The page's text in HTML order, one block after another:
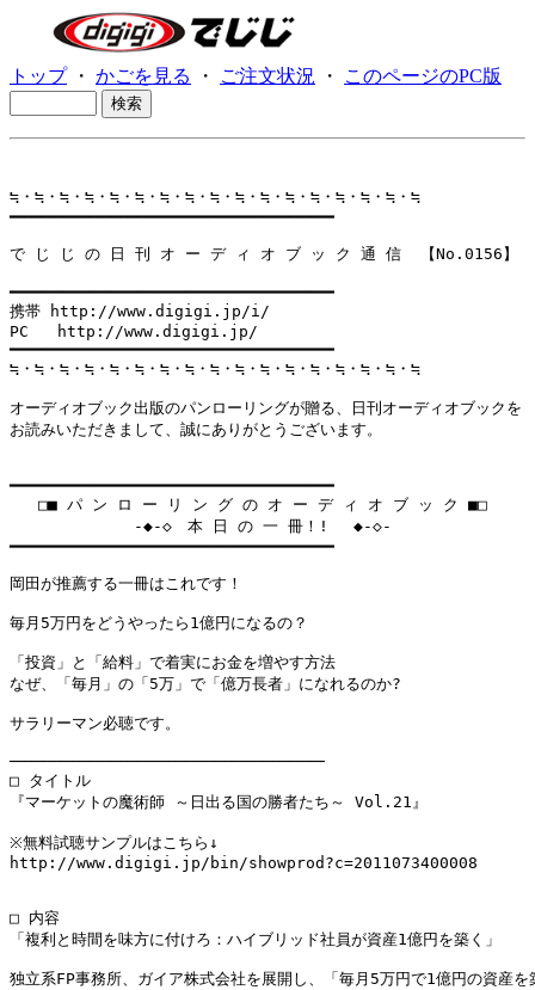
トップ・ かごを見る ・ ご注文状況 ・ このページのPC版
≒・≒・≒・≒・≒・≒・≒・≒・≒・≒・≒・≒・≒・≒・≒・≒・≒
━━━━━━━━━━━━━━━━━━━━━━━━━━━━━━━━━━
で じ じ の 日 刊 オ ー デ ィ オ ブ ッ ク 通 信  【No.0156】
━━━━━━━━━━━━━━━━━━━━━━━━━━━━━━━━━━
携帯 http://www.digigi.jp/i/
PC   http://www.digigi.jp/
━━━━━━━━━━━━━━━━━━━━━━━━━━━━━━━━━━
≒・≒・≒・≒・≒・≒・≒・≒・≒・≒・≒・≒・≒・≒・≒・≒・≒
オーディオブック出版のパンローリングが贈る、日刊オーディオブックを
お読みいただきまして、誠にありがとうございます。
━━━━━━━━━━━━━━━━━━━━━━━━━━━━━━━━━━
   □■ パ ン ロ ー リ ン グ の オ ー デ ィ オ ブ ッ ク ■□
             -◆-◇　本 日 の 一 冊！! 　◆-◇-
━━━━━━━━━━━━━━━━━━━━━━━━━━━━━━━━━━
岡田が推薦する一冊はこれです！
毎月5万円をどうやったら1億円になるの？
「投資」と「給料」で着実にお金を増やす方法
なぜ、「毎月」の「5万」で「億万長者」になれるのか?
サラリーマン必聴です。
─────────────────────────────────
□ タイトル
『マーケットの魔術師 ～日出る国の勝者たち～ Vol.21』
※無料試聴サンプルはこちら↓
http://www.digigi.jp/bin/showprod?c=2011073400008
□ 内容
「複利と時間を味方に付けろ：ハイブリッド社員が資産1億円を築く」
独立系FP事務所、ガイア株式会社を展開し、「毎月5万円で1億円の資産を